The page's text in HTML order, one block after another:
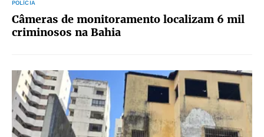
POLÍCIA
Câmeras de monitoramento localizam 6 mil
criminosos na Bahia